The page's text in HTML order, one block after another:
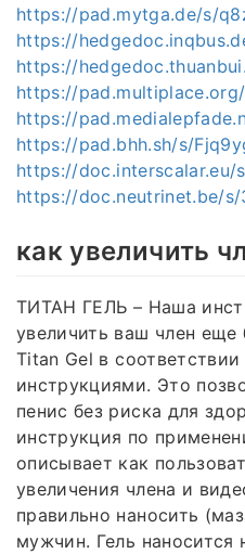
https://pad.mytga.de/s/
https://
https://
https://
https://
https://pad.bhh.sh/s/
https://doc.interscalar.eu/
https://doc.neutrinet.be/s/
как увеличить
ТИТАН ГЕЛЬ – Наша
увеличить ваш член еще
Titan Gel в
инструкциями. Это
пенис без риска для
инструкция по
описывает как
увеличения члена и
правильно наносить
мужчин. Гель наносится